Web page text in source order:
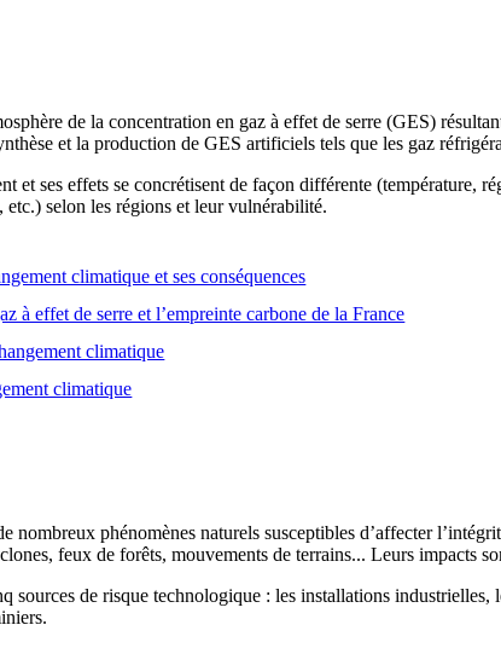
de la concentration en gaz à effet de serre (GES)
et la production de GES artificiels tels que les gaz
et ses effets se concrétisent de façon différente (température,
etc.) selon les régions et leur vulnérabilité.
climatique et ses conséquences
à effet de serre et l’empreinte carbone de la France
climatique
climatique
nombreux phénomènes naturels susceptibles d’affecter
feux de forêts, mouvements de terrains... Leurs impacts
sources de risque technologique : les installations industrielles,